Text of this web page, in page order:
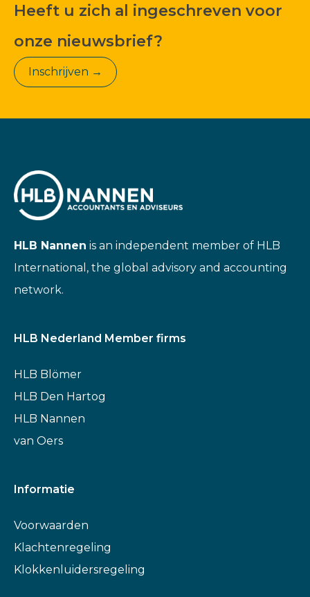
Heeft u zich al ingeschreven voor
onze nieuwsbrief?
Inschrijven →
HLB Nannen is an independent member of HLB
International, the global advisory and accounting
network.
HLB Nederland Member firms
HLB Blömer
HLB Den Hartog
HLB Nannen
van Oers
Informatie
Voorwaarden
Klachtenregeling
Klokkenluidersregeling